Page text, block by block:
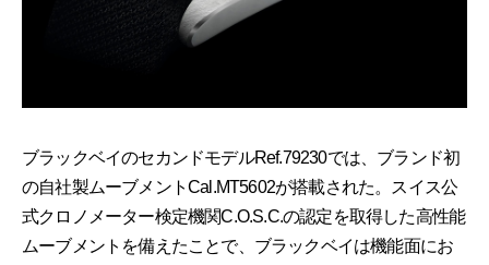
ブラックベイのセカンドモデルRef.79230では、ブランド初
の自社製ムーブメントCal.MT5602が搭載された。スイス公
式クロノメーター検定機関C.O.S.C.の認定を取得した高性能
ムーブメントを備えたことで、ブラックベイは機能面にお